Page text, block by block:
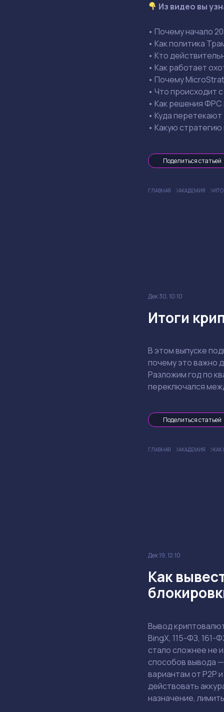
Из видео вы
• Почему начало
• Как политика
• Кто
• Как работает
• Почему
• Что происходит
• Как решения ФРС
• Куда перетекают
• Какую
Поделиться статьей
ГЛАВНАЯ АКАДЕМИЯ
Дек 30, 10:10
Итоги
В этом выпуске
почему это важно
Разложим год по
переключался
Поделиться статьей
ГЛАВНАЯ АКАДЕМИЯ
Дек 19, 12:10
Как
Вывод
BingX, 115-ФЗ, 161-
стало сложнее не
способов вывода —
вариантам от P2P
действовать
назначение,